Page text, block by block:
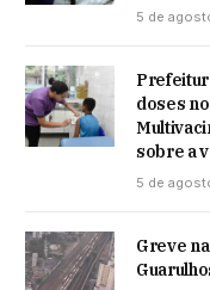
5 de
doses
sobre a
5 de
Greve